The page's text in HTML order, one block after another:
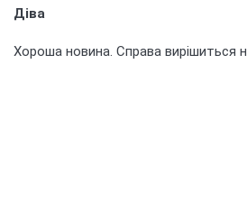
Діва
Хороша новина. Справа вирішиться